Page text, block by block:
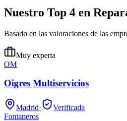
Nuestro Top 4 en
Basado en las valoraciones de las
Muy experta
OM
Oigres Multiservicios
Madrid·
Verificada
Fontaneros